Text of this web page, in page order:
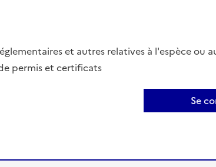
et autres relatives à l'espèce ou
permis et certificats
Se